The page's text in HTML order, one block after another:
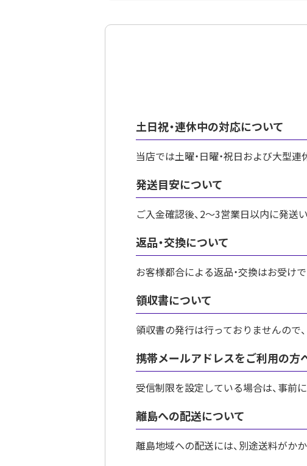
土日祝・連休中の対応について
当店では土曜・日曜・祝日および大型
発送目安について
ご入金確認後、2〜3営業日以内に発送
返品・交換について
お客様都合による返品・交換はお受け
領収書について
領収書の発行は行っておりませんので
携帯メールアドレスをご利用の方
受信制限を設定している場合は、事前
離島への配送について
離島地域への配送には、別途送料がか